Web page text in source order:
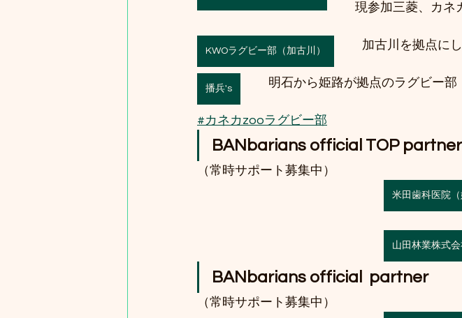
現参加三菱、カネ
KWOラグビー部（加古川） 加古川を拠点に
播兵's 明石から姫路が拠点のラグビー部
#カネカzooラグビー部
BANbarians official TOP partner
（常時サポート募集中）
米田歯科医院（
山田林業株式会
BANbarians official  partner
（常時サポート募集中）